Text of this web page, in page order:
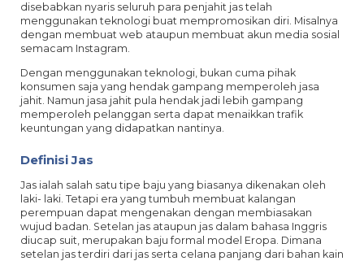
disebabkan nyaris seluruh para penjahit jas telah
menggunakan teknologi buat mempromosikan diri. Misalnya
dengan membuat web ataupun membuat akun media sosial
semacam Instagram.
Dengan menggunakan teknologi, bukan cuma pihak
konsumen saja yang hendak gampang memperoleh jasa
jahit. Namun jasa jahit pula hendak jadi lebih gampang
memperoleh pelanggan serta dapat menaikkan trafik
keuntungan yang didapatkan nantinya.
Definisi Jas
Jas ialah salah satu tipe baju yang biasanya dikenakan oleh
laki- laki. Tetapi era yang tumbuh membuat kalangan
perempuan dapat mengenakan dengan membiasakan
wujud badan. Setelan jas ataupun jas dalam bahasa Inggris
diucap suit, merupakan baju formal model Eropa. Dimana
setelan jas terdiri dari jas serta celana panjang dari bahan kain